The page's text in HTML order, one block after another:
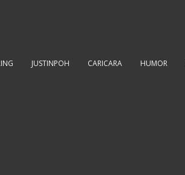
JUSTINPOH CARICARA HUMOR